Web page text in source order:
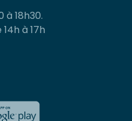
à 18h30.
à 17h